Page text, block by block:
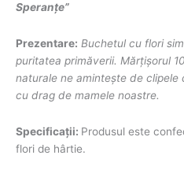
Speranțe”
Prezentare: Buchetul cu flori
puritatea primăverii. Mărțișorul
naturale ne amintește de clipele
cu drag de mamele noastre.
Specificații: Produsul este
flori de hârtie.